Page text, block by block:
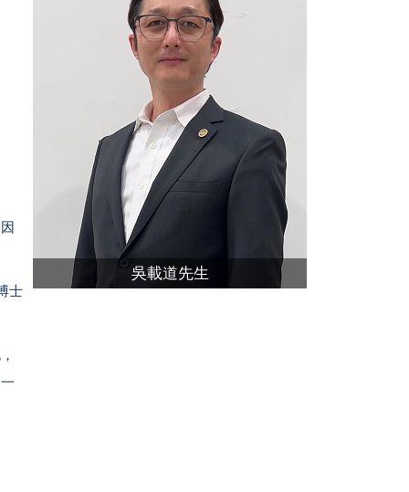
吳載道先生
士